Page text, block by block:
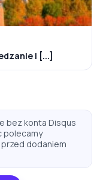
i [...]
bez konta Disqus
polecamy
dodaniem